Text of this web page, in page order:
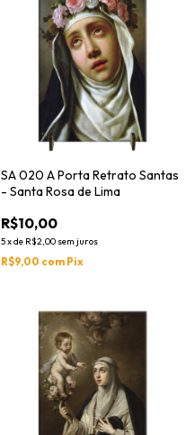
SA 020 A Porta Retrato Santas
- Santa Rosa de Lima
R$10,00
5xde R$2,00 sem juros
R$9,00 com Pix